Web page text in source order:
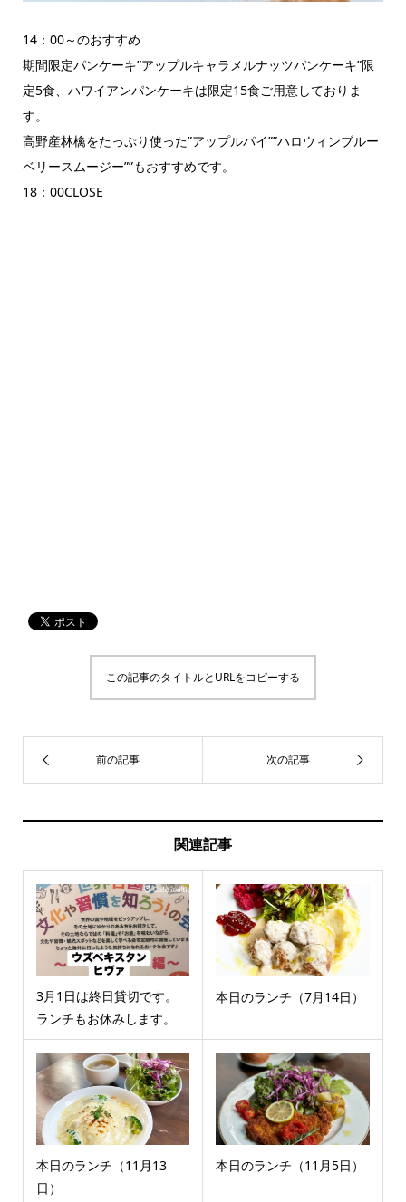
14：00～のおすすめ
期間限定パンケーキ”アップルキャラメルナッツパンケーキ”限
定5食、ハワイアンパンケーキは限定15食ご用意しておりま
す。
高野産林檎をたっぷり使った”アップルパイ””ハロウィンブルー
ベリースムージー””もおすすめです。
18：00CLOSE
この記事のタイトルとURLをコピーする
関連記事
3月1日は終日貸切です。
ランチもお休みします。
本日のランチ（7月14日）
本日のランチ（11月13
日）
本日のランチ（11月5日）